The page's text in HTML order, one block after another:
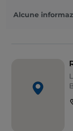
Alcune